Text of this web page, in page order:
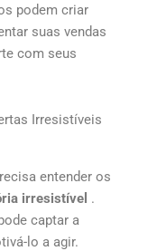
podem criar
suas vendas
com seus
Irresistíveis
entender os
irresistível .
captar a
lo a agir.